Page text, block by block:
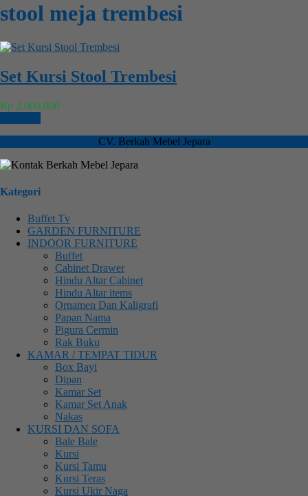
stool meja trembesi
Set Kursi Stool Trembesi
Rp 2.600.000
CV. Berkah Mebel Jepara
Kategori
Buffet Tv
GARDEN FURNITURE
INDOOR FURNITURE
Buffet
Cabinet Drawer
Hindu Altar Cabinet
Hindu Altar items
Ornamen Dan Kaligrafi
Papan Nama
Pigura Cermin
Rak Buku
KAMAR / TEMPAT TIDUR
Box Bayi
Dipan
Kamar Set
Kamar Set Anak
Nakas
KURSI DAN SOFA
Bale Bale
Kursi
Kursi Tamu
Kursi Teras
Kursi Ukir Naga